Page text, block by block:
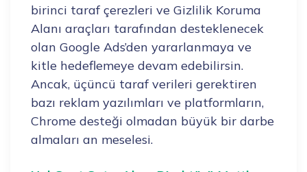
birinci taraf çerezleri ve Gizlilik Koruma
Alanı araçları tarafından desteklenecek
olan Google Ads’den yararlanmaya ve
kitle hedeflemeye devam edebilirsin.
Ancak, üçüncü taraf verileri gerektiren
bazı reklam yazılımları ve platformların,
Chrome desteği olmadan büyük bir darbe
almaları an meselesi.